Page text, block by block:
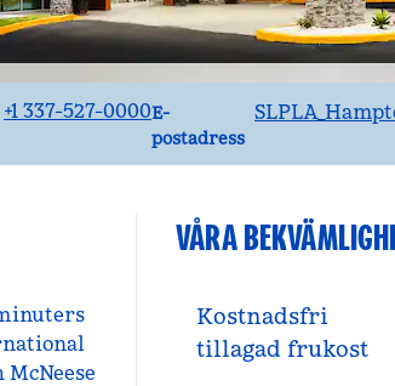
+1 337-527-0000E-
postadress
Email
VÅRA
Kostnadsfri
tillagad frukost